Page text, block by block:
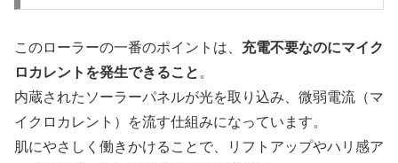
このローラーの一番のポイントは、 充電不要なのにマイク
ロカレントを発生できること。
内蔵されたソーラーパネルが光を取り込み、微弱電流（マ
イクロカレント）を流す仕組みになっています。
肌にやさしく働きかけることで、リフトアップやハリ感ア